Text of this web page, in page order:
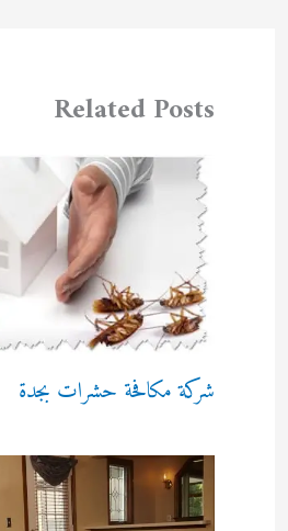
Related Posts
شركة مكافحة حشرات بجدة